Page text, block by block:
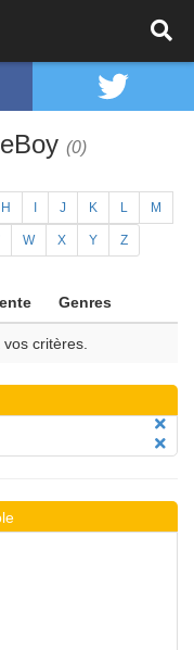
(0)
H J K L M
W X Y Z
Genres
critères.